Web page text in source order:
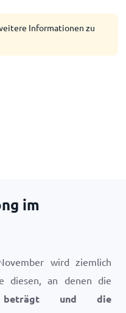
Informationen zu
im
wird ziemlich
diesen, an denen die
und die